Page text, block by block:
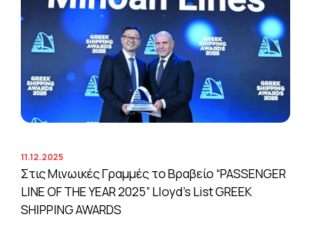
11.12.2025
Στις Μινωικές Γραμμές το Βραβείο “PASSENGER
LINE OF THE YEAR 2025” Lloyd’s List GREEK
SHIPPING AWARDS